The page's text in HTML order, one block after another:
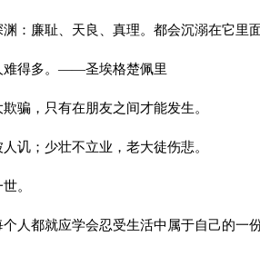
渊：廉耻、天良、真理。都会沉溺在它
难得多。——圣埃格楚佩里
骗，只有在朋友之间才能发生。
讥；少壮不立业，老大徒伤悲。
。
人都就应学会忍受生活中属于自己的一份